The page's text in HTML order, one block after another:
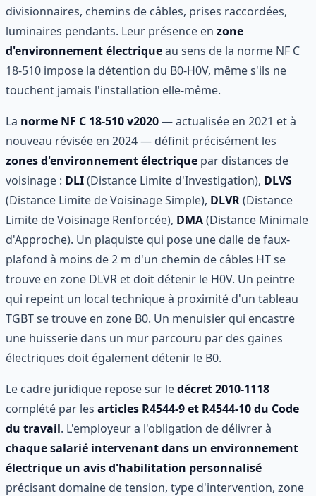
divisionnaires, chemins de câbles, prises raccordées,
luminaires pendants. Leur présence en zone
d'environnement électriqueau sens de la norme NF C
18-510 impose la détention du B0-H0V, même s'ils ne
touchent jamais l'installation elle-même.
La norme NF C 18-510 v2020— actualisée en 2021 et à
nouveau révisée en 2024 — définit précisément les
zones d'environnement électrique par distances de
voisinage : DLI(Distance Limite d'Investigation), DLVS
(Distance Limite de Voisinage Simple), DLVR(Distance
Limite de Voisinage Renforcée), DMA(Distance Minimale
d'Approche). Un plaquiste qui pose une dalle de faux-
plafond à moins de 2 m d'un chemin de câbles HT se
trouve en zone DLVR et doit détenir le H0V. Un peintre
qui repeint un local technique à proximité d'un tableau
TGBT se trouve en zone B0. Un menuisier qui encastre
une huisserie dans un mur parcouru par des gaines
électriques doit également détenir le B0.
Le cadre juridique repose sur ledécret 2010-1118
complété par les articles R4544-9 et R4544-10 du Code
du travail. L'employeur a l'obligation de délivrer à
chaque salarié intervenant dans un environnement
électrique un avis d'habilitation personnalisé
précisant domaine de tension, type d'intervention, zone